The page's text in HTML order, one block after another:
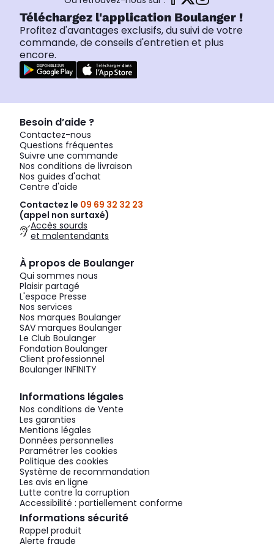
Téléchargez l'application Boulanger !
Profitez d'avantages exclusifs, du suivi de votre
commande, de conseils d'entretien et plus
encore.
Besoin d’aide ?
Contactez-nous
Questions fréquentes
Suivre une commande
Nos conditions de livraison
Nos guides d'achat
Centre d'aide
Contactez le 09 69 32 32 23
(appel non surtaxé)
Accès sourds
et malentendants
À propos de Boulanger
Qui sommes nous
Plaisir partagé
L'espace Presse
Nos services
Nos marques Boulanger
SAV marques Boulanger
Le Club Boulanger
Fondation Boulanger
Client professionnel
Boulanger INFINITY
Informations légales
Nos conditions de Vente
Les garanties
Mentions légales
Données personnelles
Paramétrer les cookies
Politique des cookies
Système de recommandation
Les avis en ligne
Lutte contre la corruption
Accessibilité : partiellement conforme
Informations sécurité
Rappel produit
Alerte fraude